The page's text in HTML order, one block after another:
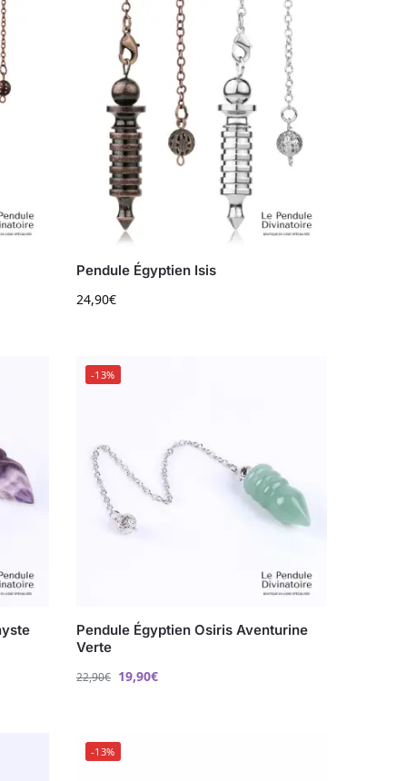
Pendule Égyptien Isis
24,90€
-13%
Pendule Égyptien Osiris Aventurine
Verte
22,90€ 19,90€
-13%